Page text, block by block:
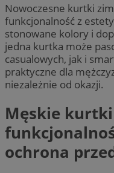
Nowoczesne kurtki
funkcjonalność z
stonowane kolory i
jedna kurtka może
casualowych, jak i
praktyczne dla
niezależnie od okazji.
Męskie
ochrona